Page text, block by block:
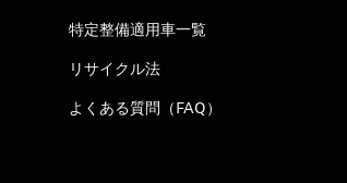
特定整備適用車一覧
リサイクル法
よくある質問（FAQ）